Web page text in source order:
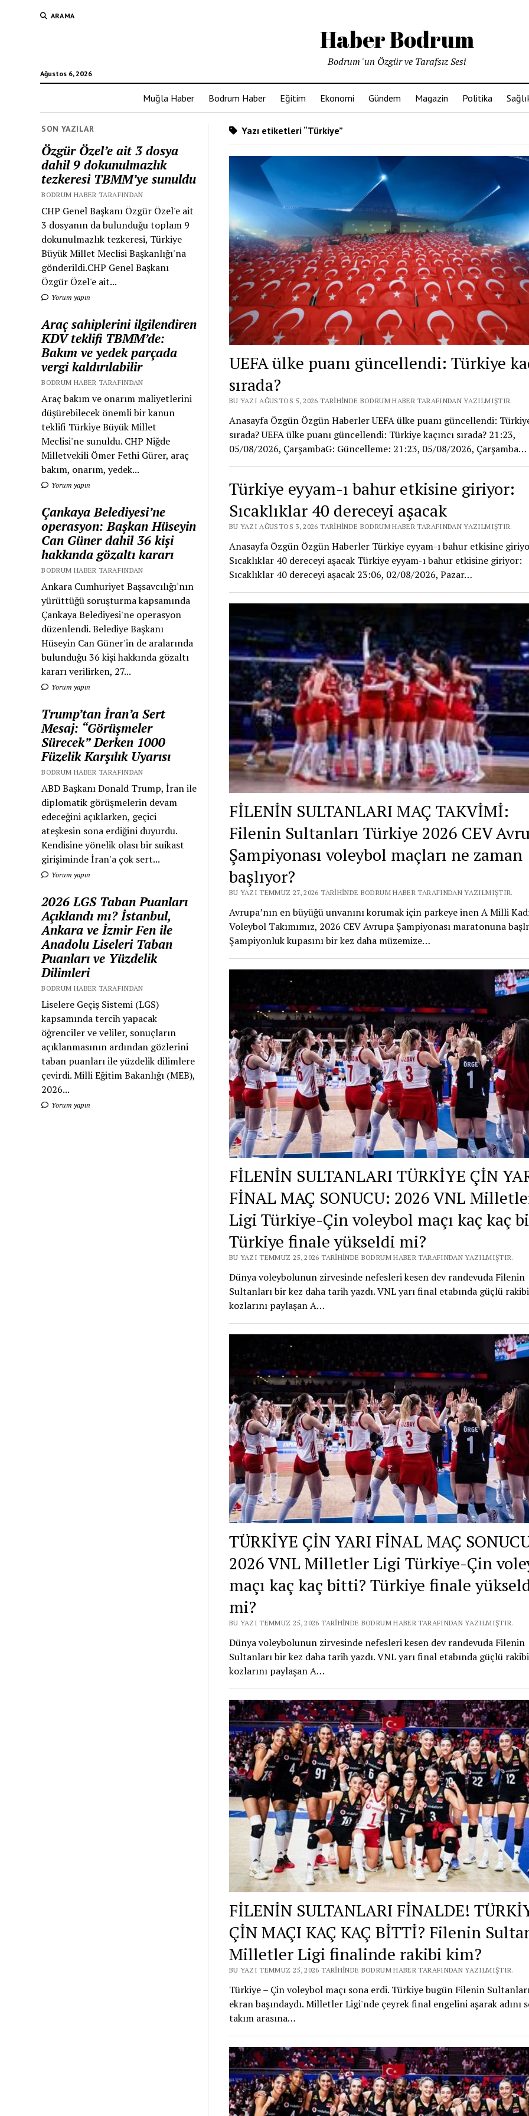
ARAMA
Haber Bodrum
Ağustos 6, 2026
Bodrum 'un Özgür ve Tarafsız Sesi
Muğla Haber Bodrum Haber Eğitim Ekonomi Gündem Magazin Politika
SON YAZILAR
Özgür Özel’e ait 3 dosya
dahil 9 dokunulmazlık
tezkeresi TBMM’ye sunuldu
BODRUM HABER TARAFINDAN
CHP Genel Başkanı Özgür Özel'e ait
3 dosyanın da bulunduğu toplam 9
dokunulmazlık tezkeresi, Türkiye
Büyük Millet Meclisi Başkanlığı'na
gönderildi.CHP Genel Başkanı
Özgür Özel'e ait...
Yorum yapın
Araç sahiplerini ilgilendiren
KDV teklifi TBMM’de:
Bakım ve yedek parçada
vergi kaldırılabilir
BODRUM HABER TARAFINDAN
Araç bakım ve onarım maliyetlerini
düşürebilecek önemli bir kanun
teklifi Türkiye Büyük Millet
Meclisi'ne sunuldu. CHP Niğde
Milletvekili Ömer Fethi Gürer, araç
bakım, onarım, yedek...
Yorum yapın
Çankaya Belediyesi’ne
operasyon: Başkan Hüseyin
Can Güner dahil 36 kişi
hakkında gözaltı kararı
BODRUM HABER TARAFINDAN
Ankara Cumhuriyet Başsavcılığı'nın
yürüttüğü soruşturma kapsamında
Çankaya Belediyesi'ne operasyon
düzenlendi. Belediye Başkanı
Hüseyin Can Güner'in de aralarında
bulunduğu 36 kişi hakkında gözaltı
kararı verilirken, 27...
Yorum yapın
Trump’tan İran’a Sert
Mesaj: “Görüşmeler
Sürecek” Derken 1000
Füzelik Karşılık Uyarısı
BODRUM HABER TARAFINDAN
ABD Başkanı Donald Trump, İran ile
diplomatik görüşmelerin devam
edeceğini açıklarken, geçici
ateşkesin sona erdiğini duyurdu.
Kendisine yönelik olası bir suikast
girişiminde İran'a çok sert...
Yorum yapın
2026 LGS Taban Puanları
Açıklandı mı? İstanbul,
Ankara ve İzmir Fen ile
Anadolu Liseleri Taban
Puanları ve Yüzdelik
Dilimleri
BODRUM HABER TARAFINDAN
Liselere Geçiş Sistemi (LGS)
kapsamında tercih yapacak
öğrenciler ve veliler, sonuçların
açıklanmasının ardından gözlerini
taban puanları ile yüzdelik dilimlere
çevirdi. Milli Eğitim Bakanlığı (MEB),
2026...
Yorum yapın
Yazı etiketleri “Türkiye”
UEFA ülke puanı güncellendi: Türkiye
sırada?
BU YAZI AĞUSTOS 5, 2026 TARIHINDE BODRUM HABER TARAFINDAN YAZILMIŞTIR.
Anasayfa Özgün Özgün Haberler UEFA ülke puanı güncellendi:
sırada? UEFA ülke puanı güncellendi: Türkiye kaçıncı sırada? 21:23,
05/08/2026, ÇarşambaG: Güncelleme: 21:23, 05/08/2026, Çarşamba…
Türkiye eyyam-ı bahur etkisine giriyor:
Sıcaklıklar 40 dereceyi aşacak
BU YAZI AĞUSTOS 3, 2026 TARIHINDE BODRUM HABER TARAFINDAN YAZILMIŞTIR.
Anasayfa Özgün Özgün Haberler Türkiye eyyam-ı bahur etkisine
Sıcaklıklar 40 dereceyi aşacak Türkiye eyyam-ı bahur etkisine giriyor:
Sıcaklıklar 40 dereceyi aşacak 23:06, 02/08/2026, Pazar…
FİLENİN SULTANLARI MAÇ TAKVİMİ:
Filenin Sultanları Türkiye 2026 CEV
Şampiyonası voleybol maçları ne zaman
başlıyor?
BU YAZI TEMMUZ 27, 2026 TARIHINDE BODRUM HABER TARAFINDAN YAZILMIŞTIR.
Avrupa’nın en büyüğü unvanını korumak için parkeye inen A Milli
Voleybol Takımımız, 2026 CEV Avrupa Şampiyonası maratonuna
Şampiyonluk kupasını bir kez daha müzemize…
FİLENİN SULTANLARI TÜRKİYE ÇİN
FİNAL MAÇ SONUCU: 2026 VNL
Ligi Türkiye-Çin voleybol maçı kaç kaç
Türkiye finale yükseldi mi?
BU YAZI TEMMUZ 25, 2026 TARIHINDE BODRUM HABER TARAFINDAN YAZILMIŞTIR.
Dünya voleybolunun zirvesinde nefesleri kesen dev randevuda Filenin
Sultanları bir kez daha tarih yazdı. VNL yarı final etabında güçlü
kozlarını paylaşan A…
TÜRKİYE ÇİN YARI FİNAL MAÇ
2026 VNL Milletler Ligi Türkiye-Çin
maçı kaç kaç bitti? Türkiye finale
mi?
BU YAZI TEMMUZ 25, 2026 TARIHINDE BODRUM HABER TARAFINDAN YAZILMIŞTIR.
Dünya voleybolunun zirvesinde nefesleri kesen dev randevuda Filenin
Sultanları bir kez daha tarih yazdı. VNL yarı final etabında güçlü
kozlarını paylaşan A…
FİLENİN SULTANLARI FİNALDE!
ÇİN MAÇI KAÇ KAÇ BİTTİ? Filenin
Milletler Ligi finalinde rakibi kim?
BU YAZI TEMMUZ 25, 2026 TARIHINDE BODRUM HABER TARAFINDAN YAZILMIŞTIR.
Türkiye – Çin voleybol maçı sona erdi. Türkiye bugün Filenin
ekran başındaydı. Milletler Ligi'nde çeyrek final engelini aşarak adını
takım arasına…